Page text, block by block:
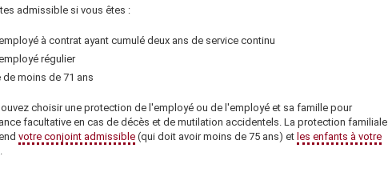
admissible si vous êtes :
à contrat ayant cumulé deux ans de service continu
régulier
de moins de 71 ans
choisir une protection de l'employé ou de l'employé et sa famille pour
facultative en cas de décès et de mutilation accidentels. La protection familiale
votre conjoint admissible(qui doit avoir moins de 75 ans) et les enfants à votre